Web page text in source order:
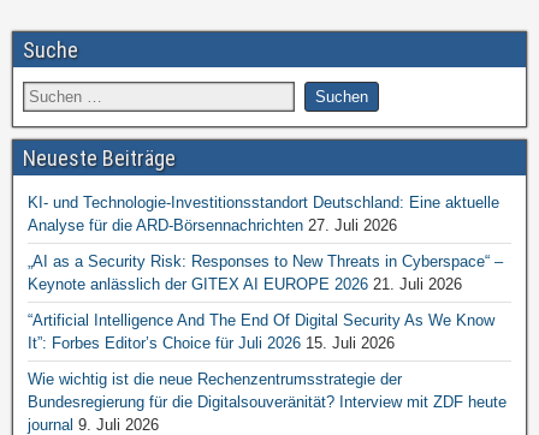
Suche
Neueste Beiträge
KI- und Technologie-Investitionsstandort Deutschland: Eine aktuelle
Analyse für die ARD-Börsennachrichten 27. Juli 2026
„AI as a Security Risk: Responses to New Threats in Cyberspace“ –
Keynote anlässlich der GITEX AI EUROPE 2026 21. Juli 2026
“Artificial Intelligence And The End Of Digital Security As We Know
It”: Forbes Editor’s Choice für Juli 2026 15. Juli 2026
Wie wichtig ist die neue Rechenzentrumsstrategie der
Bundesregierung für die Digitalsouveränität? Interview mit ZDF heute
journal 9. Juli 2026